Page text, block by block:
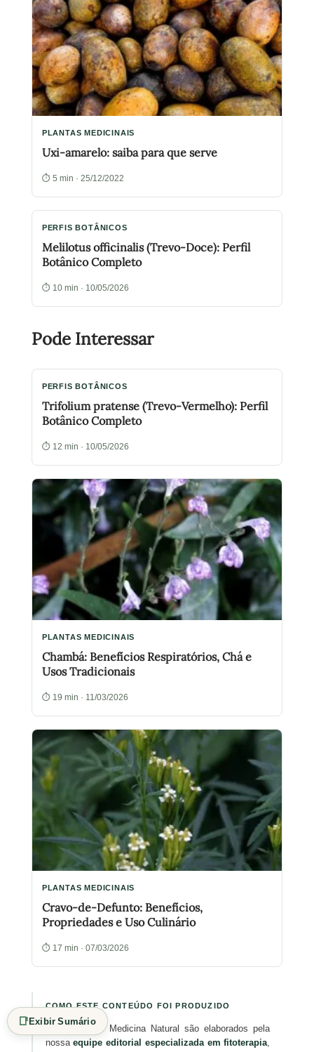
PLANTAS MEDICINAIS
Uxi-amarelo: saiba para que serve
⏱ 5 min · 25/12/2022
PERFIS BOTÂNICOS
Melilotus officinalis (Trevo-Doce): Perfil
Botânico Completo
⏱ 10 min · 10/05/2026
Pode Interessar
PERFIS BOTÂNICOS
Trifolium pratense (Trevo-Vermelho): Perfil
Botânico Completo
⏱ 12 min · 10/05/2026
PLANTAS MEDICINAIS
Chambá: Benefícios Respiratórios, Chá e
Usos Tradicionais
⏱ 19 min · 11/03/2026
PLANTAS MEDICINAIS
Cravo-de-Defunto: Benefícios,
Propriedades e Uso Culinário
⏱ 17 min · 07/03/2026
COMO ESTE CONTEÚDO FOI PRODUZIDO
Os artigos do Medicina Natural são elaborados pela
nossaequipe editorial especializada em fitoterapia,
📑Exibir Sumário